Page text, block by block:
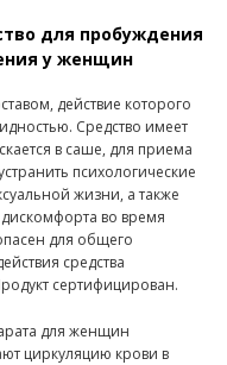
для пробуждения
у женщин
действие которого
Средство имеет
в саше, для приема
психологические
жизни, а также
во время
для общего
средства
сертифицирован.
для женщин
циркуляцию крови в